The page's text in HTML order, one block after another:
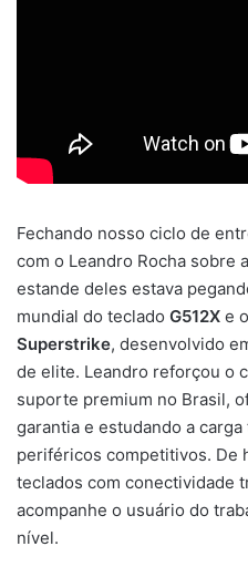
Fechando nosso ciclo de
com o Leandro Rocha sobre
estande deles estava
mundial do teclado G512X e
Superstrike, desenvolvido
de elite. Leandro reforçou o
suporte premium no Brasil,
garantia e estudando a
periféricos competitivos. De
teclados com conectividade
acompanhe o usuário do
nível.